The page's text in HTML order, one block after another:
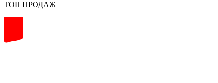
ТОП ПРОДАЖ